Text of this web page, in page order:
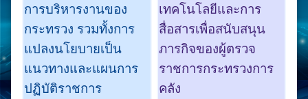
การบริหารงานของ
กระทรวง รวมทั้งการ
แปลงนโยบายเป็น
แนวทางและแผนการ
ปฏิบัติราชการ
เทคโนโลยีและการ
สื่อสารเพื่อสนับสนุน
ภารกิจของผู้ตรวจ
ราชการกระทรวงการ
คลัง